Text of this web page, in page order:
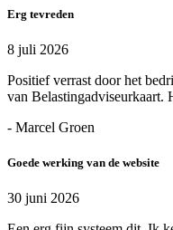
Erg tevreden
8 juli 2026
Positief verrast door het
van Belastingadviseurkaart.
- Marcel Groen
Goede werking van de website
30 juni 2026